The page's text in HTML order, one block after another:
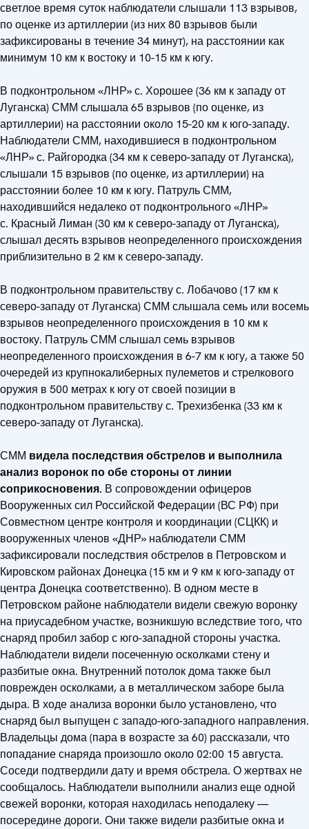
светлое время суток наблюдатели слышали 113 взрывов,
по оценке из артиллерии (из них 80 взрывов были
зафиксированы в течение 34 минут), на расстоянии как
минимум 10 км к востоку и 10-15 км к югу.
В подконтрольном «ЛНР» с. Хорошее (36 км к западу от
Луганска) СММ слышала 65 взрывов (по оценке, из
артиллерии) на расстоянии около 15-20 км к юго-западу.
Наблюдатели СММ, находившиеся в подконтрольном
«ЛНР» с. Райгородка (34 км к северо-западу от Луганска),
слышали 15 взрывов (по оценке, из артиллерии) на
расстоянии более 10 км к югу. Патруль СММ,
находившийся недалеко от подконтрольного «ЛНР»
с. Красный Лиман (30 км к северо-западу от Луганска),
слышал десять взрывов неопределенного происхождения
приблизительно в 2 км к северо-западу.
В подконтрольном правительству с. Лобачово (17 км к
северо-западу от Луганска) СММ слышала семь или восемь
взрывов неопределенного происхождения в 10 км к
востоку. Патруль СММ слышал семь взрывов
неопределенного происхождения в 6-7 км к югу, а также 50
очередей из крупнокалиберных пулеметов и стрелкового
оружия в 500 метрах к югу от своей позиции в
подконтрольном правительству с. Трехизбенка (33 км к
северо-западу от Луганска).
СММ видела последствия обстрелов и выполнила
анализ воронок по обе стороны от линии
соприкосновения. В сопровождении офицеров
Вооруженных сил Российской Федерации (ВС РФ) при
Совместном центре контроля и координации (СЦКК) и
вооруженных членов «ДНР» наблюдатели СММ
зафиксировали последствия обстрелов в Петровском и
Кировском районах Донецка (15 км и 9 км к юго-западу от
центра Донецка соответственно). В одном месте в
Петровском районе наблюдатели видели свежую воронку
на приусадебном участке, возникшую вследствие того, что
снаряд пробил забор с юго-западной стороны участка.
Наблюдатели видели посеченную осколками стену и
разбитые окна. Внутренний потолок дома также был
поврежден осколками, а в металлическом заборе была
дыра. В ходе анализа воронки было установлено, что
снаряд был выпущен с западо-юго-западного направления.
Владельцы дома (пара в возрасте за 60) рассказали, что
попадание снаряда произошло около 02:00 15 августа.
Соседи подтвердили дату и время обстрела. О жертвах не
сообщалось. Наблюдатели выполнили анализ еще одной
свежей воронки, которая находилась неподалеку —
посередине дороги. Они также видели разбитые окна и